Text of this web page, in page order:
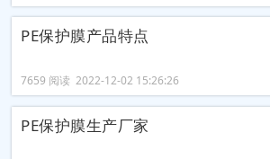
PE保护膜产品特点
7659 阅读 2022-12-02 15:26:26
PE保护膜生产厂家